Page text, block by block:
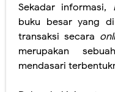
Sekadar informasi,
buku besar yang
transaksi secara
merupakan
mendasari